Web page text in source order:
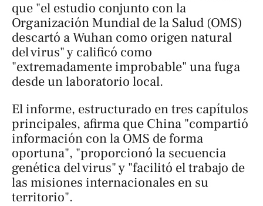
que "el estudio conjunto con la
Organización Mundial de la Salud (OMS)
descartó a Wuhan como origen natural
del virus" y calificó como
"extremadamente improbable" una fuga
desde un laboratorio local.
El informe, estructurado en tres capítulos
principales, afirma que China "compartió
información con la OMS de forma
oportuna", "proporcionó la secuencia
genética del virus" y "facilitó el trabajo de
las misiones internacionales en su
territorio".